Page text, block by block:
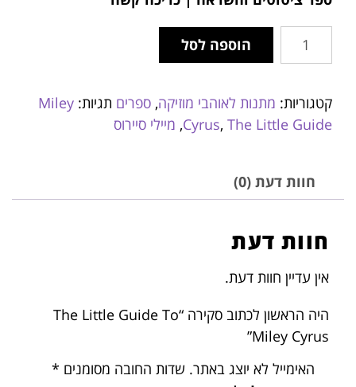
הוספה לסל
קטגוריות: מתנות לאוהבי מוזיקה, ספרים תגיות: Miley
Cyrus, The Little Guide
, מיילי סיירוס
חוות דעת (0)
חוות דעת
אין עדיין חוות דעת.
היה הראשון לכתוב סקירה “The Little Guide To
Miley Cyrus”
האימייל לא יוצג באתר. שדות החובה מסומנים *